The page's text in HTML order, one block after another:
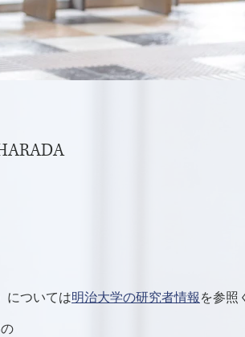
については明治大学の研究者情報 を参照